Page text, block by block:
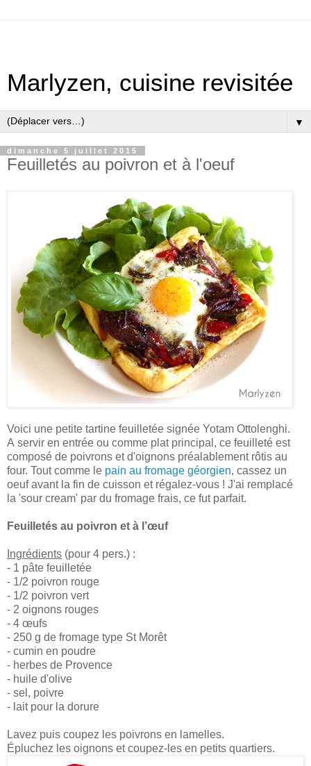
Marlyzen, cuisine revisitée
▼
dimanche 5 juillet 2015
Feuilletés au poivron et à l'oeuf
Voici une petite tartine feuilletée signée Yotam Ottolenghi.
A servir en entrée ou comme plat principal, ce feuilleté est
composé de poivrons et d'oignons préalablement rôtis au
four. Tout comme le pain au fromage géorgien, cassez un
oeuf avant la fin de cuisson et régalez-vous ! J'ai remplacé
la 'sour cream' par du fromage frais, ce fut parfait.
Feuilletés au poivron et à l’œuf
Ingrédients (pour 4 pers.) :
- 1 pâte feuilletée
- 1/2 poivron rouge
- 1/2 poivron vert
- 2 oignons rouges
- 4 œufs
- 250 g de fromage type St Morêt
- cumin en poudre
- herbes de Provence
- huile d'olive
- sel, poivre
- lait pour la dorure
Lavez puis coupez les poivrons en lamelles.
Épluchez les oignons et coupez-les en petits quartiers.